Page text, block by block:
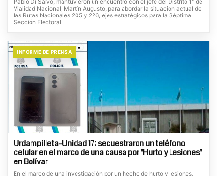
Pablo Di Salvo, mantuvieron un encuentro con el jefe del Distrito 1° de
Vialidad Nacional, Martín Augusto, para abordar la situación actual de
las Rutas Nacionales 205 y 226, ejes estratégicos para la Séptima
Sección Electoral.
INFORME DE PRENSA
Urdampilleta-Unidad 17: secuestraron un teléfono
celular en el marco de una causa por "Hurto y Lesiones"
en Bolívar
En el marco de una investigación por un hecho de hurto y lesiones,